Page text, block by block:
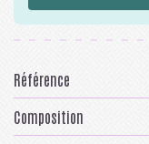
Référence
Composition